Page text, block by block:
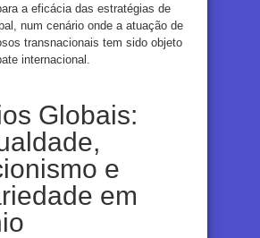
a eficácia das estratégias de
num cenário onde a atuação de
transnacionais tem sido objeto
internacional.
Globais:
e
em